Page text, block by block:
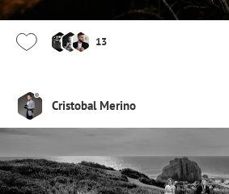
13
Cristobal Merino